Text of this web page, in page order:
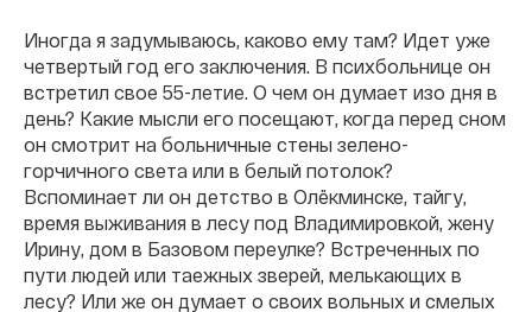
Иногда я задумываюсь, каково ему там? Идет уже
четвертый год его заключения. В психбольнице он
встретил свое 55-летие. О чем он думает изо дня в
день? Какие мысли его посещают, когда перед сном
он смотрит на больничные стены зелено-
горчичного света или в белый потолок?
Вспоминает ли он детство в Олёкминске, тайгу,
время выживания в лесу под Владимировкой, жену
Ирину, дом в Базовом переулке? Встреченных по
пути людей или таежных зверей, мелькающих в
лесу? Или же он думает о своих вольных и смелых